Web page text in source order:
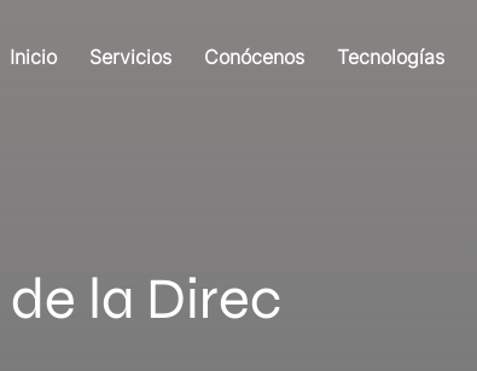
Inicio Servicios Conócenos Tecnologías
la Direc